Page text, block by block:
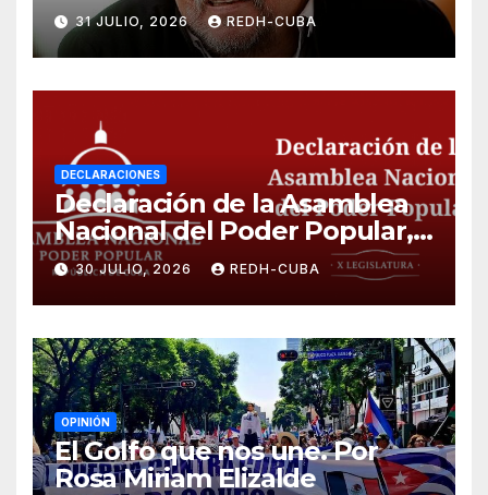
31 JULIO, 2026 REDH-CUBA
DECLARACIONES
Declaración de la Asamblea
Nacional del Poder Popular,
¡Cesen el cerco energético y
el castigo colectivo al pueblo
cubano!
30 JULIO, 2026 REDH-CUBA
OPINIÓN
El Golfo que nos une. Por
Rosa Miriam Elizalde